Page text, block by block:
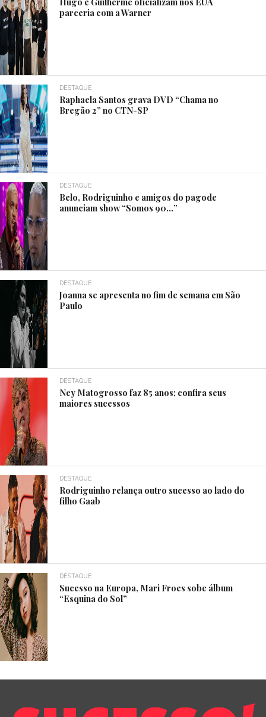
parceria com a Warner
DESTAQUE
Raphaela Santos grava DVD “Chama no
Bregão 2” no CTN-SP
DESTAQUE
Belo, Rodriguinho e amigos do pagode
anunciam show “Somos 90…”
DESTAQUE
Joanna se apresenta no fim de semana em São
Paulo
DESTAQUE
Ney Matogrosso faz 85 anos; confira seus
maiores sucessos
DESTAQUE
Rodriguinho relança outro sucesso ao lado do
filho Gaab
DESTAQUE
Sucesso na Europa, Mari Froes sobe álbum
“Esquina do Sol”